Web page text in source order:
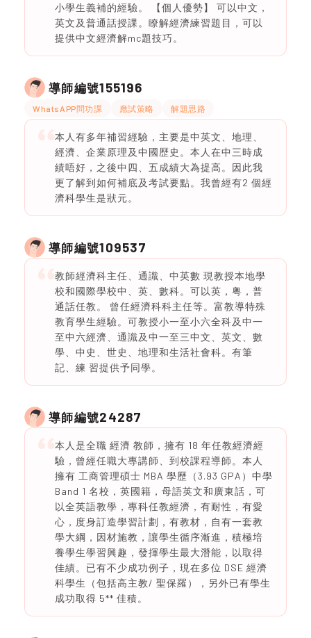
小學生義補的經驗。 【個人優勢】 可以中文，
英文及普通話授課。瞭解經濟練習題目，可以
提供中文經濟解mc題技巧。
導師編號155196
WhatsAPP問功課 應試策略 解題思路
本人有多年補習經驗，主要是中英文、地理、
經濟、企業原理及中國歴史。本人在中三時成
績唔好，之後中四、五成績大為提高。因此我
更了解到如何補底及考試要點。我曾經有2 個經
濟科學生是狀元。
導師編號109537
教師經濟科主任、通識、中英數 現教授本地學
校和國際學校中、英、數科。可以英，粤，普
通話任教。 曾任經濟科科主任等。富教導特殊
教育學生經驗。可教授小一至小六全科及中一
至中六經濟、通識及中一至三中文、英文、數
學、中史、世史、地理和生活社會科。有筆
記、練 習提供予同學。
導師編號24287
本人是全職 經濟 教師，擁有 18 年任教經濟經
驗，曾經任職大專講師、到校課程導師。本人
擁有 工商管理碩士 MBA 學歷（3.93 GPA）中學
Band 1 名校，英國籍，母語英文和廣東話，可
以全英語教學，專科任教經濟，有耐性，有愛
心，度身訂造學習計劃，有教材，自有一套教
學大綱，因材施教，讓學生循序漸進，積極培
養學生學習興趣，發揮學生最大潛能，以取得
佳績。已有不少成功例子，現在多位 DSE 經濟
科學生（包括高主教/ 聖保羅），另外已有學生
成功取得 5** 佳積。